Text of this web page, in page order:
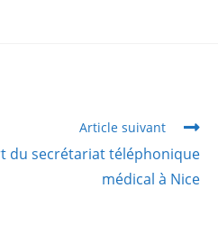
Article suivant
du secrétariat téléphonique
médical à Nice